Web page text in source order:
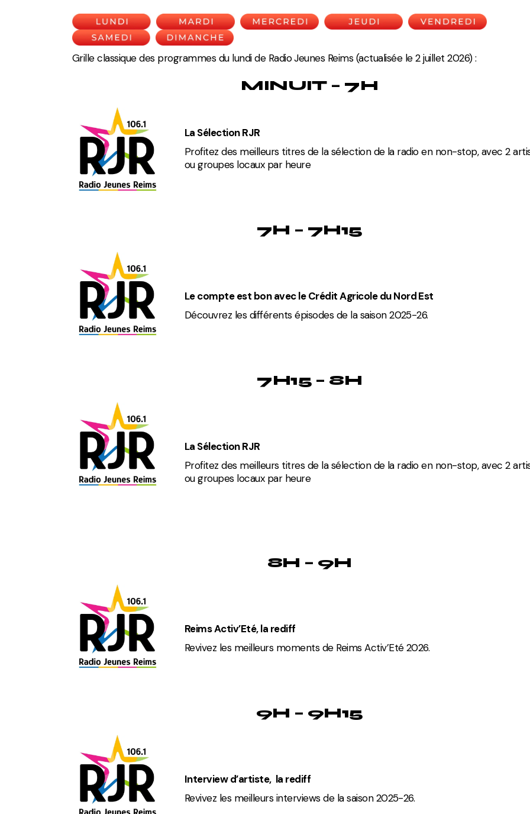
Grille classique des programmes du lundi de Radio Jeunes Reims (actualisée le 2 juillet 2026) :
MINUIT – 7H
La Sélection RJR
Profitez des meilleurs titres de la sélection de la radio en non-stop, avec 2
ou groupes locaux par heure
7H – 7H15
Le compte est bon avec le Crédit Agricole du Nord Est
Découvrez les différents épisodes de la saison 2025-26.
7H15 – 8H
La Sélection RJR
Profitez des meilleurs titres de la sélection de la radio en non-stop, avec 2
ou groupes locaux par heure
8H – 9H
Reims Activ’Eté, la rediff
Revivez les meilleurs moments de Reims Activ’Eté 2026.
9H – 9H15
Interview d’artiste, la rediff
Revivez les meilleurs interviews de la saison 2025-26.